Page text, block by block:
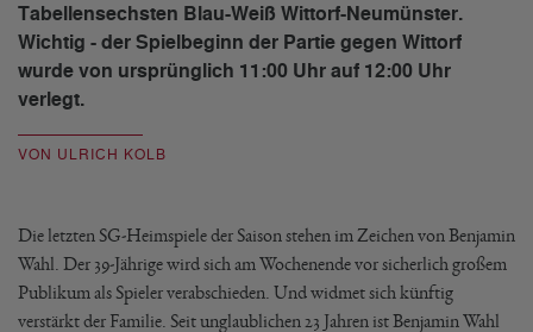
Tabellensechsten Blau-Weiß Wittorf-Neumünster.
Wichtig - der Spielbeginn der Partie gegen Wittorf
wurde von ursprünglich 11:00 Uhr auf 12:00 Uhr
verlegt.
VON ULRICH KOLB
Die letzten SG-Heimspiele der Saison stehen im Zeichen von Benjamin
Wahl. Der 39-Jährige wird sich am Wochenende vor sicherlich großem
Publikum als Spieler verabschieden. Und widmet sich künftig
verstärkt der Familie. Seit unglaublichen 23 Jahren ist Benjamin Wahl